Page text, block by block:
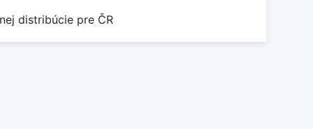
distribúcie pre ČR